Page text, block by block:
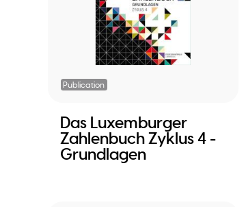
Publication
Das Luxemburger
Zahlenbuch Zyklus 4 -
Grundlagen